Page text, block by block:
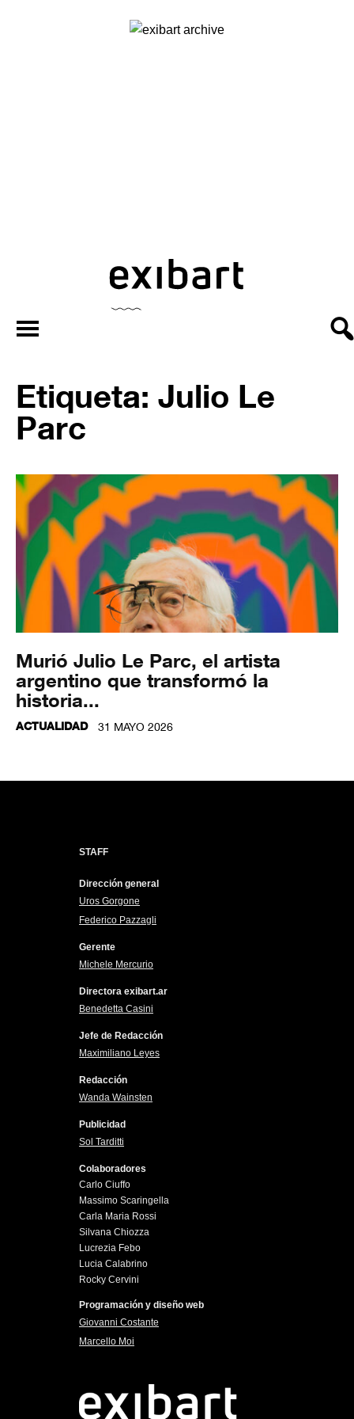
exibart.ar
Etiqueta: Julio Le
Parc
Murió Julio Le Parc, el artista
argentino que transformó la
historia...
ACTUALIDAD 31 MAYO 2026
STAFF
Dirección general
Uros Gorgone
Federico Pazzagli
Gerente
Michele Mercurio
Directora exibart.ar
Benedetta Casini
Jefe de Redacción
Maximiliano Leyes
Redacción
Wanda Wainsten
Publicidad
Sol Tarditti
Colaboradores
Carlo Ciuffo
Massimo Scaringella
Carla Maria Rossi
Silvana Chiozza
Lucrezia Febo
Lucia Calabrino
Rocky Cervini
Programación y diseño web
Giovanni Costante
Marcello Moi